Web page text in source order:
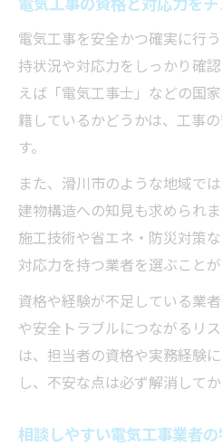
電気工事を安全かつ確実に行
持状況や対応力をしっかり確
えば「電気工事士」などの国
籍しているかどうかは、工事
す。
また、滑川市のような地域で
建物構造への知見も求められ
施工技術や省エネ・防災対策
対応力を持つ業者を選ぶことが
資格や経験が不足している業
や安全トラブルにつながるリ
は、担当者の資格や実務経験
し、不安な点は必ず解消して
相談しやすい電気工事業者